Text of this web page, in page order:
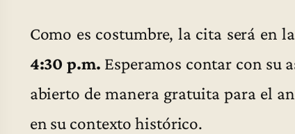
Como es costumbre, la cita será en la
4:30 p.m. Esperamos contar con su
abierto de manera gratuita para el
en su contexto histórico.